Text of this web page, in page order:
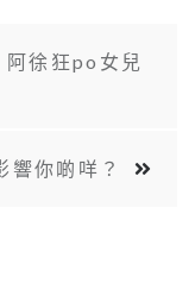
徐狂po女兒
響你啲咩？